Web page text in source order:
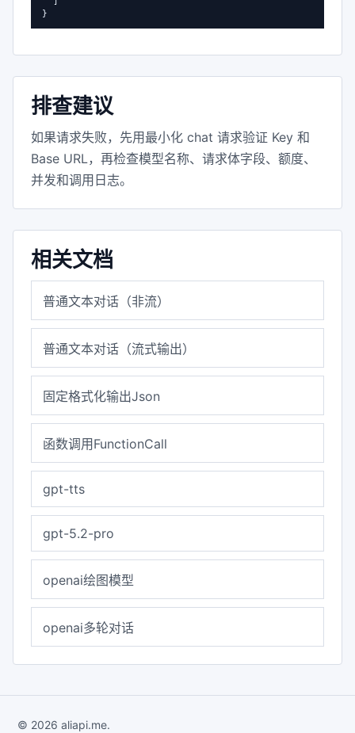
}
排查建议
如果请求失败，先用最小化 chat 请求验证 Key 和
Base URL，再检查模型名称、请求体字段、额度、
并发和调用日志。
相关文档
普通文本对话（非流）
普通文本对话（流式输出）
固定格式化输出Json
函数调用FunctionCall
gpt-tts
gpt-5.2-pro
openai绘图模型
openai多轮对话
© 2026 aliapi.me.